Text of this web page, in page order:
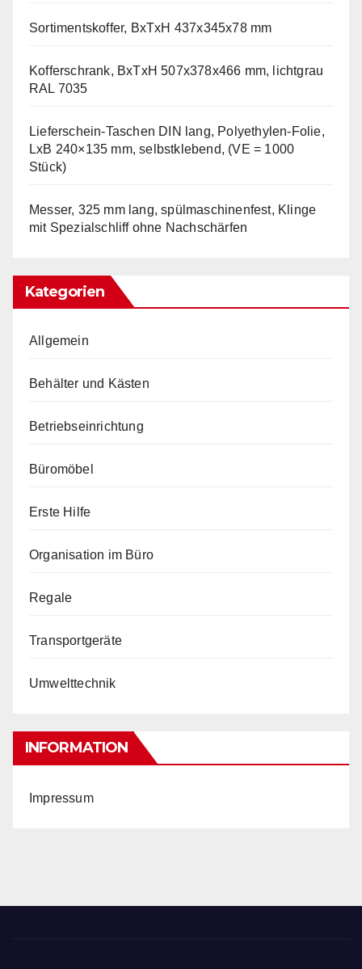
Sortimentskoffer, BxTxH 437x345x78 mm
Kofferschrank, BxTxH 507x378x466 mm, lichtgrau
RAL 7035
Lieferschein-Taschen DIN lang, Polyethylen-Folie,
LxB 240×135 mm, selbstklebend, (VE = 1000
Stück)
Messer, 325 mm lang, spülmaschinenfest, Klinge
mit Spezialschliff ohne Nachschärfen
Kategorien
Allgemein
Behälter und Kästen
Betriebseinrichtung
Büromöbel
Erste Hilfe
Organisation im Büro
Regale
Transportgeräte
Umwelttechnik
INFORMATION
Impressum